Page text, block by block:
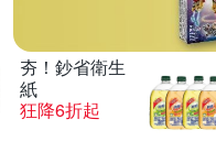
夯！鈔省衛生
紙
狂降6折起